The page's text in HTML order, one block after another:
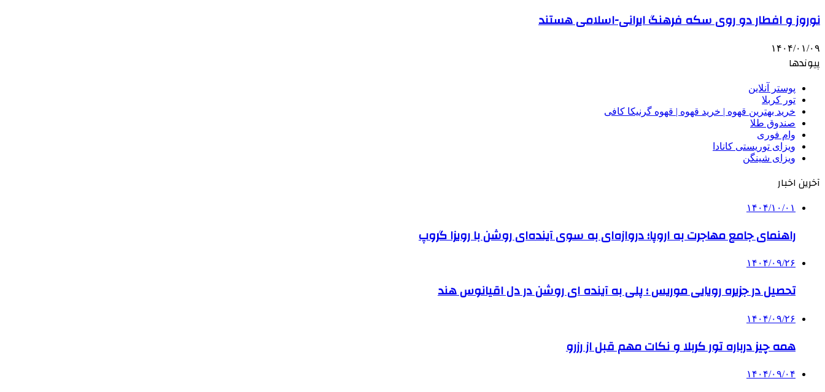
نوروز و افطار دو روی سکه فرهنگ ایرانی-اسلامی هستند
۱۴۰۴/۰۱/۰۹
پیوندها
پوستر آنلاین
تور کربلا
خرید بهترین قهوه | خرید قهوه | قهوه گرنیکا کافی
صندوق طلا
وام فوری
ویزای توریستی کانادا
ویزای شینگن
آخرین اخبار
۱۴۰۴/۱۰/۰۱
راهنمای جامع مهاجرت به اروپا؛ دروازه‌ای به سوی آینده‌ای روشن با رویزا گروپ
۱۴۰۴/۰۹/۲۶
تحصیل در جزیره رویایی موریس ؛ پلی به آینده ‌ای روشن در دل اقیانوس ‌هند
۱۴۰۴/۰۹/۲۶
همه چیز درباره تور کربلا و نکات مهم قبل از رزرو
۱۴۰۴/۰۹/۰۴